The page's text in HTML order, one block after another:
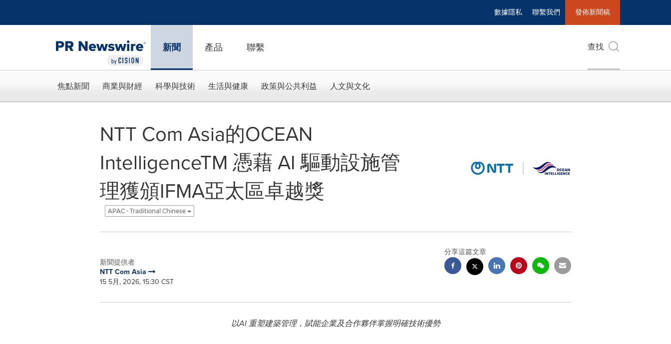
數據隱私 聯繫我們 發佈新聞稿
新聞 產品 聯繫 查找
焦點新聞 商業與財經 科學與技術 生活與健康 政策與公共利益 人文與文化
NTT Com Asia的OCEAN
IntelligenceTM 憑藉 AI 驅動設施管
理獲頒IFMA亞太區卓越獎
APAC - Traditional Chinese
新聞提供者
NTT Com Asia
15 5月, 2026, 15:30 CST
分享這篇文章
以AI 重塑建築管理，賦能企業及合作夥伴掌握明確技術優勢